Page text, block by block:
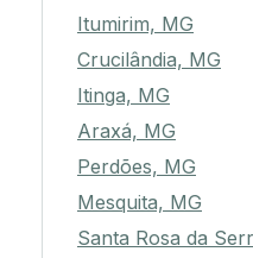
Itumirim, MG
Crucilândia, MG
Itinga, MG
Araxá, MG
Perdões, MG
Mesquita, MG
Santa Rosa da